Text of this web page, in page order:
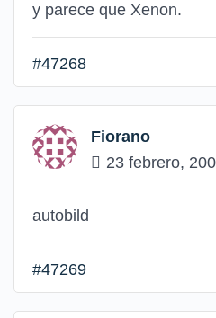
y parece que Xenon.
#47268
Fiorano
23 febrero,
autobild
#47269